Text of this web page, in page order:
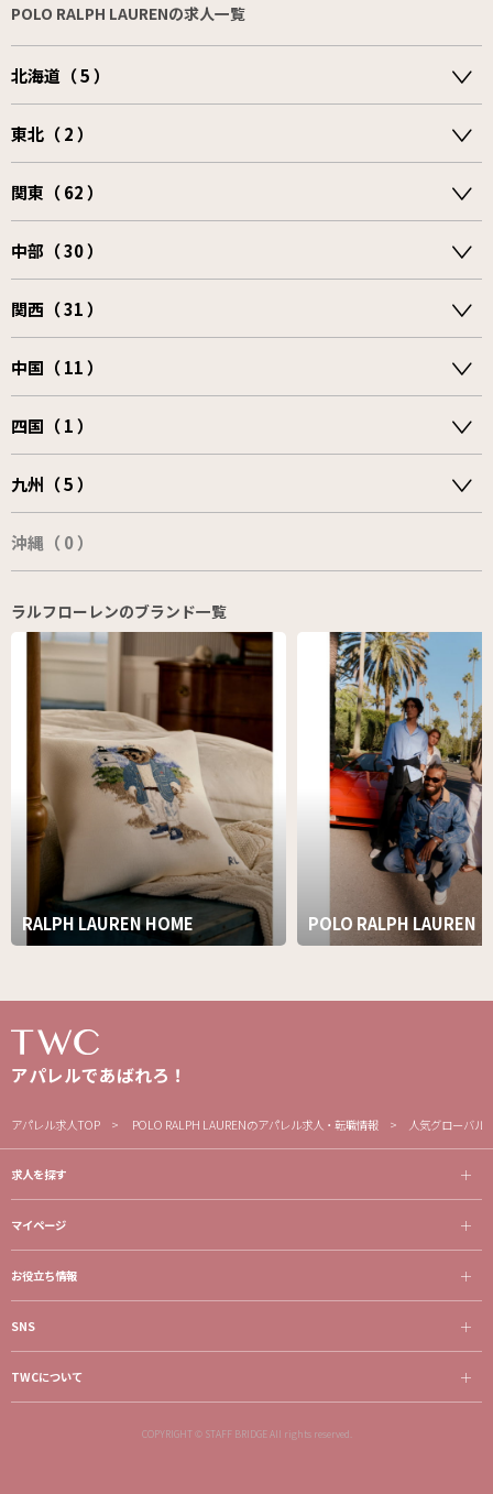
POLO RALPH LAURENの求人一覧
北海道（ 5 ）
東北（ 2 ）
関東（ 62 ）
中部（ 30 ）
関西（ 31 ）
中国（ 11 ）
四国（ 1 ）
九州（ 5 ）
沖縄（ 0 ）
ラルフローレンのブランド一覧
RALPH LAUREN HOME POLO RALPH LAUREN
アパレルであばれろ！
アパレル求人TOP POLO RALPH LAURENのアパレル求人・転職情報 人気グローバル
求人を探す
マイページ
お役立ち情報
SNS
TWCについて
COPYRIGHT © STAFF BRIDGE All rights reserved.